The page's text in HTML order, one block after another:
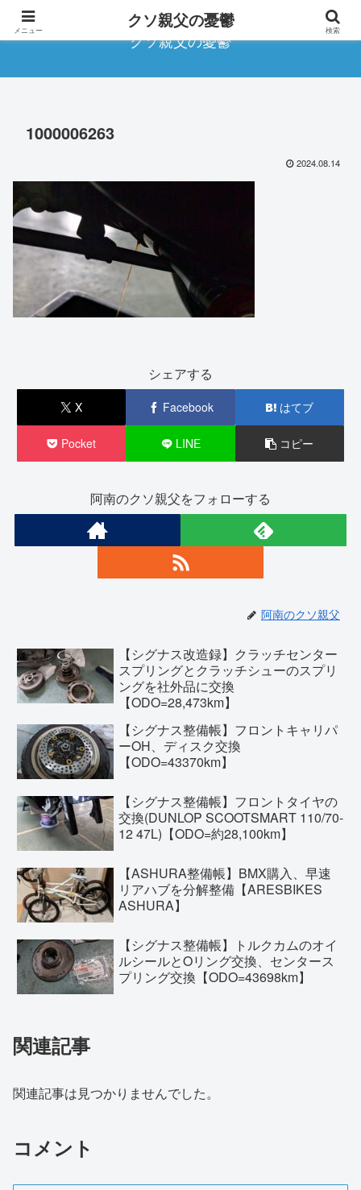
クソ親父の憂鬱
1000006263
2024.08.14
シェアする
X Facebook はてブ
Pocket LINE コピー
阿南のクソ親父をフォローする
阿南のクソ親父
【シグナス改造録】クラッチセンター
スプリングとクラッチシューのスプリ
ングを社外品に交換
【ODO=28,473km】
【シグナス整備帳】フロントキャリパ
ーOH、ディスク交換
【ODO=43370km】
【シグナス整備帳】フロントタイヤの
交換(DUNLOP SCOOTSMART 110/70-
12 47L)【ODO=約28,100km】
【ASHURA整備帳】BMX購入、早速
リアハブを分解整備【ARESBIKES
ASHURA】
【シグナス整備帳】トルクカムのオイ
ルシールとOリング交換、センタース
プリング交換【ODO=43698km】
関連記事
関連記事は見つかりませんでした。
コメント
メニュー クソ親父の憂鬱 検索